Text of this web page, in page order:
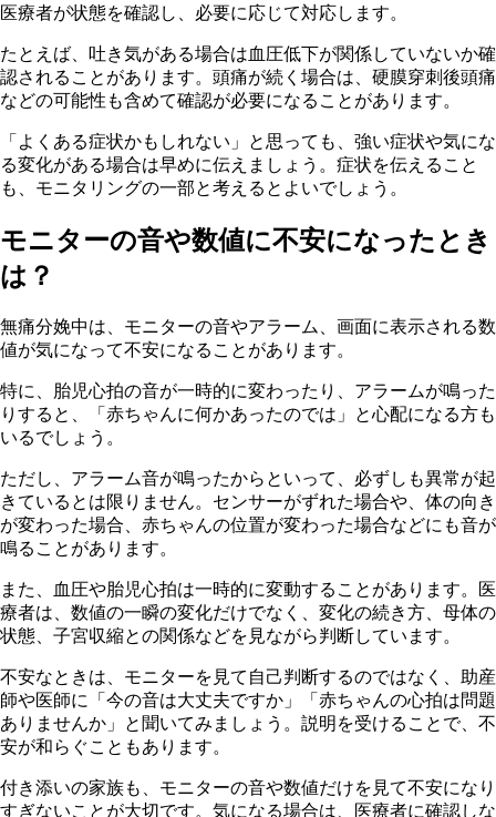
医療者が状態を確認し、必要に応じて対応します。
たとえば、吐き気がある場合は血圧低下が関係していないか確
認されることがあります。頭痛が続く場合は、硬膜穿刺後頭痛
などの可能性も含めて確認が必要になることがあります。
「よくある症状かもしれない」と思っても、強い症状や気にな
る変化がある場合は早めに伝えましょう。症状を伝えること
も、モニタリングの一部と考えるとよいでしょう。
モニターの音や数値に不安になったとき
は？
無痛分娩中は、モニターの音やアラーム、画面に表示される数
値が気になって不安になることがあります。
特に、胎児心拍の音が一時的に変わったり、アラームが鳴った
りすると、「赤ちゃんに何かあったのでは」と心配になる方も
いるでしょう。
ただし、アラーム音が鳴ったからといって、必ずしも異常が起
きているとは限りません。センサーがずれた場合や、体の向き
が変わった場合、赤ちゃんの位置が変わった場合などにも音が
鳴ることがあります。
また、血圧や胎児心拍は一時的に変動することがあります。医
療者は、数値の一瞬の変化だけでなく、変化の続き方、母体の
状態、子宮収縮との関係などを見ながら判断しています。
不安なときは、モニターを見て自己判断するのではなく、助産
師や医師に「今の音は大丈夫ですか」「赤ちゃんの心拍は問題
ありませんか」と聞いてみましょう。説明を受けることで、不
安が和らぐこともあります。
付き添いの家族も、モニターの音や数値だけを見て不安になり
すぎないことが大切です。気になる場合は、医療者に確認しな